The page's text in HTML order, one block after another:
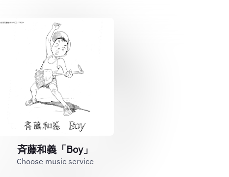
斉藤和義「Boy」
Choose music service